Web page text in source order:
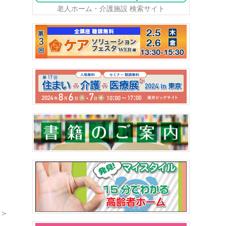
老人ホーム・介護施設 検索サイト